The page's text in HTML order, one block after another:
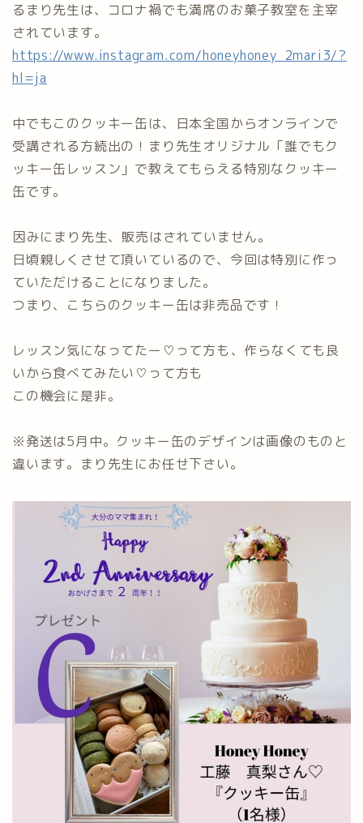
るまり先生は、コロナ禍でも満席のお菓子教室を主宰
されています。
https://www.instagram.com/honeyhoney_2mari3/?
hl=ja
中でもこのクッキー缶は、日本全国からオンラインで
受講される方続出の！まり先生オリジナル「誰でもク
ッキー缶レッスン」で教えてもらえる特別なクッキー
缶です。
⁡因みにまり先生、販売はされていません。⁡
日頃親しくさせて頂いているので、今回は特別に作っ
ていただけることになりました。
つまり、こちらのクッキー缶は非売品です！
レッスン気になってたー♡って方も⁡、作らなくても良
いから食べてみたい♡って方も⁡
この機会に是非。
※発送は5月中。クッキー缶のデザインは画像のものと
違います。まり先生にお任せ下さい。